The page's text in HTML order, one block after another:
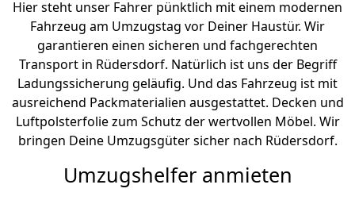
Hier steht unser Fahrer pünktlich mit einem modernen
Fahrzeug am Umzugstag vor Deiner Haustür. Wir
garantieren einen sicheren und fachgerechten
Transport in Rüdersdorf. Natürlich ist uns der Begriff
Ladungssicherung geläufig. Und das Fahrzeug ist mit
ausreichend Packmaterialien ausgestattet. Decken und
Luftpolsterfolie zum Schutz der wertvollen Möbel. Wir
bringen Deine Umzugsgüter sicher nach Rüdersdorf.
Umzugshelfer anmieten